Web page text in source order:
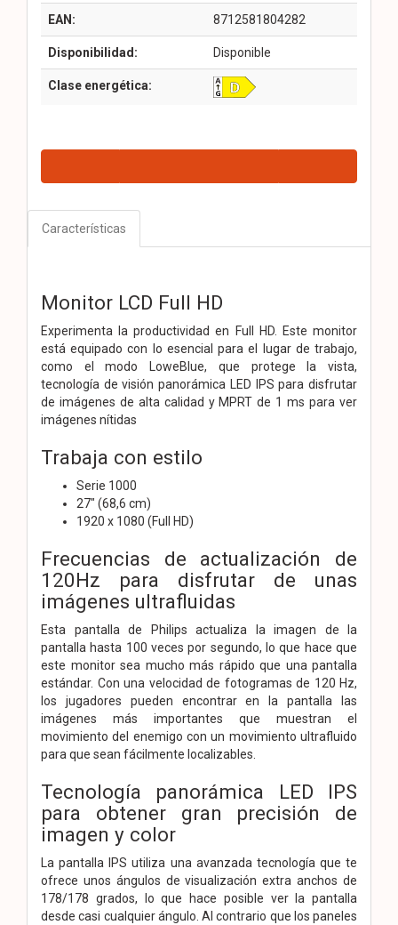
EAN: 8712581804282
Disponibilidad: Disponible
Clase energética:
Características
Monitor LCD Full HD
Experimenta la productividad en Full HD. Este monitor
está equipado con lo esencial para el lugar de trabajo,
como el modo LoweBlue, que protege la vista,
tecnología de visión panorámica LED IPS para disfrutar
de imágenes de alta calidad y MPRT de 1 ms para ver
imágenes nítidas
Trabaja con estilo
Serie 1000
27" (68,6 cm)
1920 x 1080 (Full HD)
Frecuencias de actualización de
120Hz para disfrutar de unas
imágenes ultrafluidas
Esta pantalla de Philips actualiza la imagen de la
pantalla hasta 100 veces por segundo, lo que hace que
este monitor sea mucho más rápido que una pantalla
estándar. Con una velocidad de fotogramas de 120 Hz,
los jugadores pueden encontrar en la pantalla las
imágenes más importantes que muestran el
movimiento del enemigo con un movimiento ultrafluido
para que sean fácilmente localizables.
Tecnología panorámica LED IPS
para obtener gran precisión de
imagen y color
La pantalla IPS utiliza una avanzada tecnología que te
ofrece unos ángulos de visualización extra anchos de
178/178 grados, lo que hace posible ver la pantalla
desde casi cualquier ángulo. Al contrario que los paneles